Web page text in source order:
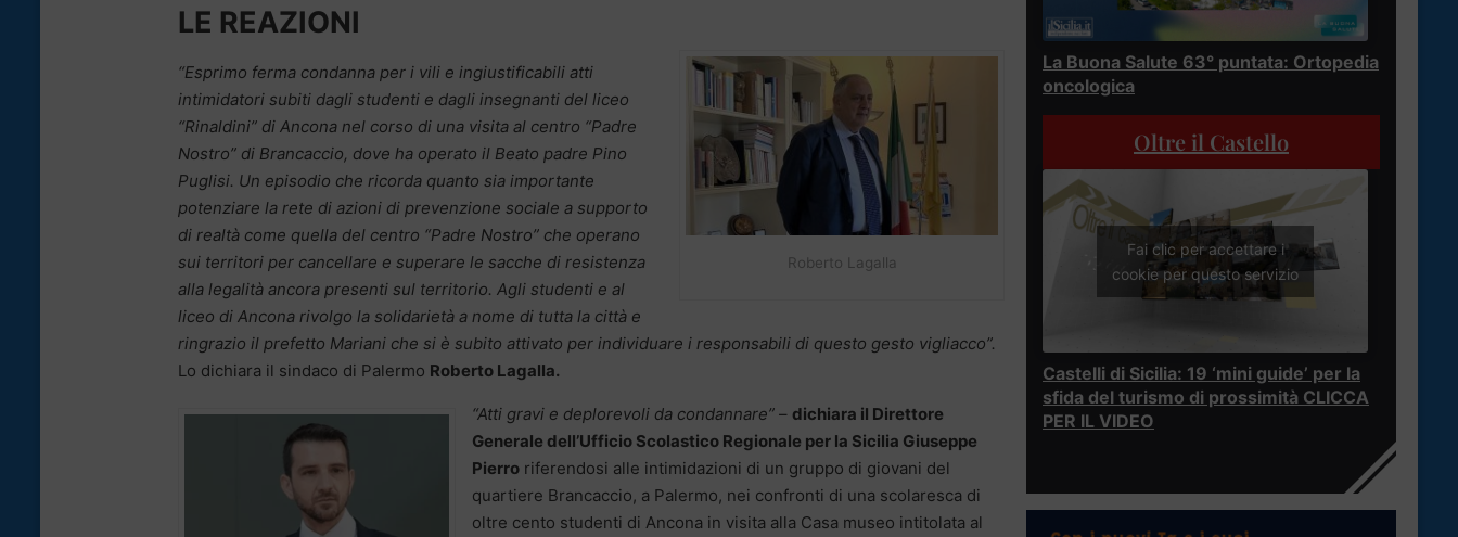
LE REAZIONI
Roberto Lagalla
“Esprimo ferma condanna per i vili e ingiustificabili atti
intimidatori subiti dagli studenti e dagli insegnanti del liceo
“Rinaldini” di Ancona nel corso di una visita al centro “Padre
Nostro” di Brancaccio, dove ha operato il Beato padre Pino
Puglisi. Un episodio che ricorda quanto sia importante
potenziare la rete di azioni di prevenzione sociale a supporto
di realtà come quella del centro “Padre Nostro” che operano
sui territori per cancellare e superare le sacche di resistenza
alla legalità ancora presenti sul territorio. Agli studenti e al
liceo di Ancona rivolgo la solidarietà a nome di tutta la città e
ringrazio il prefetto Mariani che si è subito attivato per individuare i responsabili di questo gesto vigliacco”.
Lo dichiara il sindaco di Palermo Roberto Lagalla.
“Atti gravi e deplorevoli da condannare” – dichiara il Direttore
Generale dell’Ufficio Scolastico Regionale per la Sicilia Giuseppe
Pierro riferendosi alle intimidazioni di un gruppo di giovani del
quartiere Brancaccio, a Palermo, nei confronti di una scolaresca di
oltre cento studenti di Ancona in visita alla Casa museo intitolata al
La Buona Salute 63° puntata: Ortopedia
oncologica
Oltre il Castello
Fai clic per accettare i
cookie per questo servizio
Castelli di Sicilia: 19 ‘mini guide’ per la
sfida del turismo di prossimità CLICCA
PER IL VIDEO